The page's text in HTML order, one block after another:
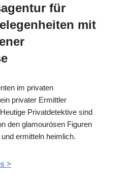
für
mit
im privaten
privater Ermittler
Privatdetektive sind
den glamourösen Figuren
ermitteln heimlich.
>